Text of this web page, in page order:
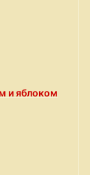
и яблоком